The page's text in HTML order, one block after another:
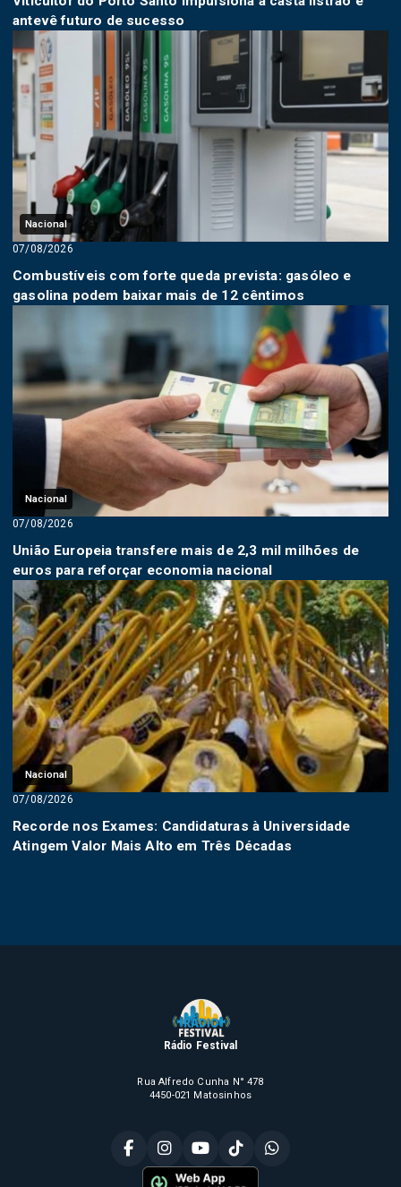
antevê futuro de sucesso
Nacional
07/08/2026
Combustíveis com forte queda prevista: gasóleo e
gasolina podem baixar mais de 12 cêntimos
Nacional
07/08/2026
União Europeia transfere mais de 2,3 mil milhões de
euros para reforçar economia nacional
Nacional
07/08/2026
Recorde nos Exames: Candidaturas à Universidade
Atingem Valor Mais Alto em Três Décadas
Rádio Festival
Rua Alfredo Cunha N° 478
4450-021 Matosinhos